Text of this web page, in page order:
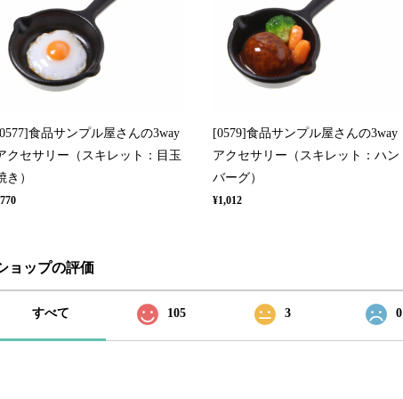
食品サンプル屋さんの3way
クセサリー（スキレット：目玉
き）
[0579]食品サンプル屋さんの3way
アクセサリー（スキレット：ハン
バーグ）
¥1,012
ョップの評価
すべて 105 3 0